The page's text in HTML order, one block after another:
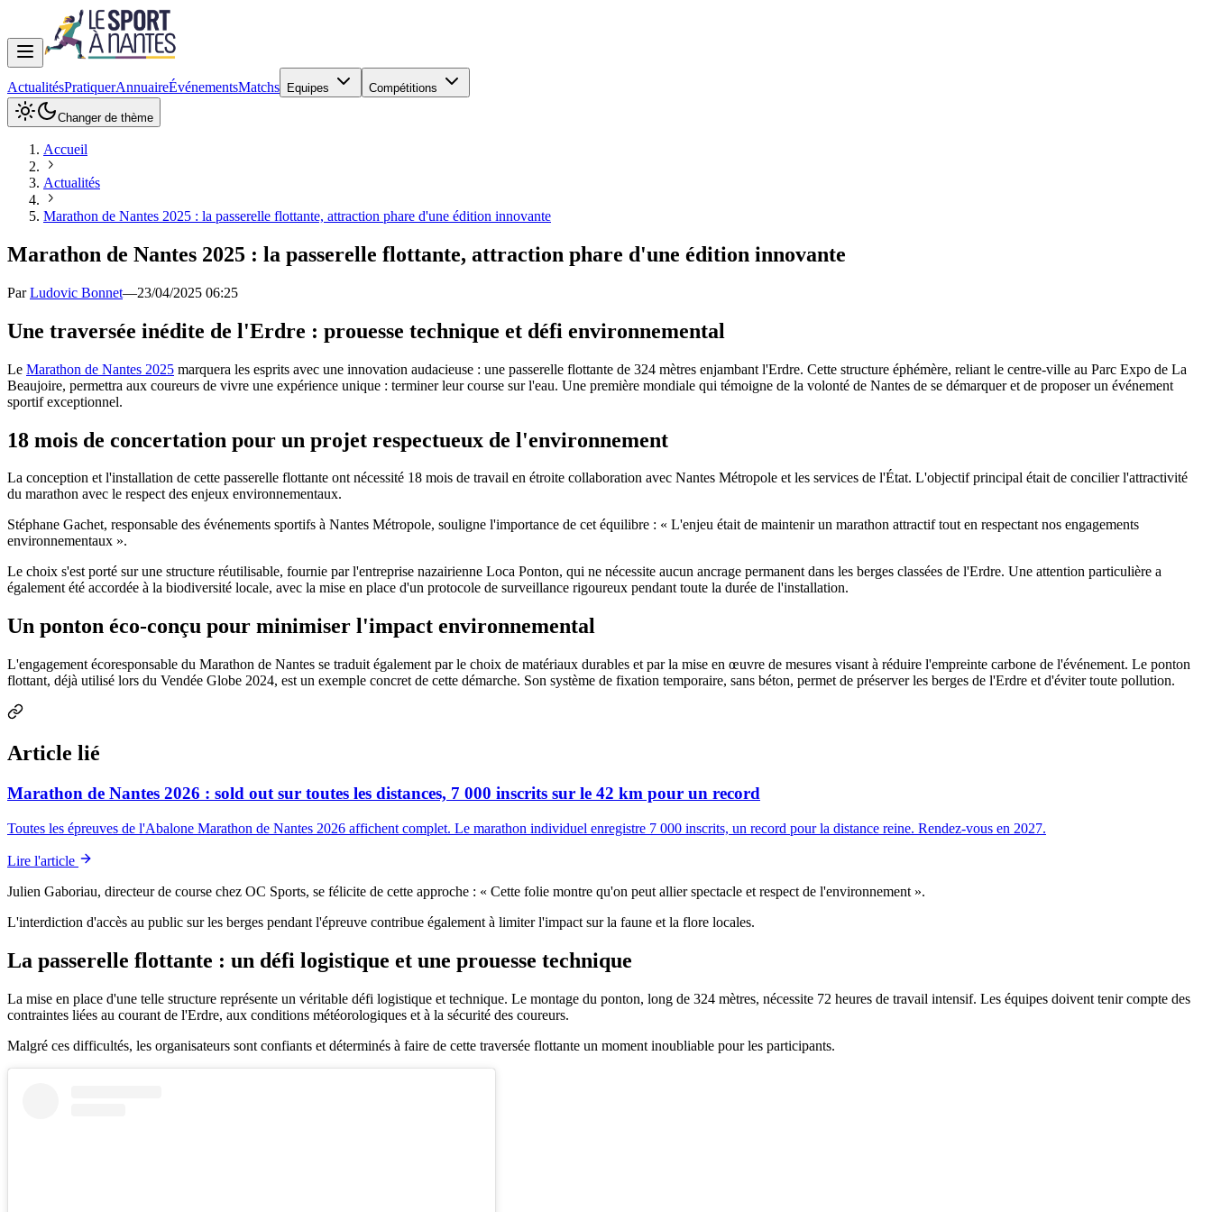
ActualitésPratiquerAnnuaireÉvénementsMatchs Equipes Compétitions
Changer de thème
Accueil
Actualités
Marathon de Nantes 2025 : la passerelle flottante, attraction phare d'une édition innovante
Marathon de Nantes 2025 : la passerelle flottante, attraction phare d'une édition innovante
ParLudovic Bonnet—23/04/2025 06:25
Une traversée inédite de l'Erdre : prouesse technique et défi environnemental
Le Marathon de Nantes 2025 marquera les esprits avec une innovation audacieuse : une passerelle flottante de 324 mètres enjambant l'Erdre. Cette structure éphémère, reliant le centre-ville au Parc Expo de La
Beaujoire, permettra aux coureurs de vivre une expérience unique : terminer leur course sur l'eau. Une première mondiale qui témoigne de la volonté de Nantes de se démarquer et de proposer un événement
sportif exceptionnel.
18 mois de concertation pour un projet respectueux de l'environnement
La conception et l'installation de cette passerelle flottante ont nécessité 18 mois de travail en étroite collaboration avec Nantes Métropole et les services de l'État. L'objectif principal était de concilier l'attractivité
du marathon avec le respect des enjeux environnementaux.
Stéphane Gachet, responsable des événements sportifs à Nantes Métropole, souligne l'importance de cet équilibre : « L'enjeu était de maintenir un marathon attractif tout en respectant nos engagements
environnementaux ».
Le choix s'est porté sur une structure réutilisable, fournie par l'entreprise nazairienne Loca Ponton, qui ne nécessite aucun ancrage permanent dans les berges classées de l'Erdre. Une attention particulière a
également été accordée à la biodiversité locale, avec la mise en place d'un protocole de surveillance rigoureux pendant toute la durée de l'installation.
Un ponton éco-conçu pour minimiser l'impact environnemental
L'engagement écoresponsable du Marathon de Nantes se traduit également par le choix de matériaux durables et par la mise en œuvre de mesures visant à réduire l'empreinte carbone de l'événement. Le ponton
flottant, déjà utilisé lors du Vendée Globe 2024, est un exemple concret de cette démarche. Son système de fixation temporaire, sans béton, permet de préserver les berges de l'Erdre et d'éviter toute pollution.
Article lié
Marathon de Nantes 2026 : sold out sur toutes les distances, 7 000 inscrits sur le 42 km pour un record
Toutes les épreuves de l'Abalone Marathon de Nantes 2026 affichent complet. Le marathon individuel enregistre 7 000 inscrits, un record pour la distance reine. Rendez-vous en 2027.
Lire l'article
Julien Gaboriau, directeur de course chez OC Sports, se félicite de cette approche : « Cette folie montre qu'on peut allier spectacle et respect de l'environnement ».
L'interdiction d'accès au public sur les berges pendant l'épreuve contribue également à limiter l'impact sur la faune et la flore locales.
La passerelle flottante : un défi logistique et une prouesse technique
La mise en place d'une telle structure représente un véritable défi logistique et technique. Le montage du ponton, long de 324 mètres, nécessite 72 heures de travail intensif. Les équipes doivent tenir compte des
contraintes liées au courant de l'Erdre, aux conditions météorologiques et à la sécurité des coureurs.
Malgré ces difficultés, les organisateurs sont confiants et déterminés à faire de cette traversée flottante un moment inoubliable pour les participants.